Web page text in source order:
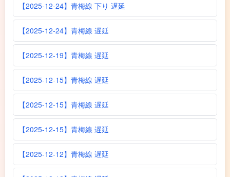
【2025-12-24】青梅線 下り 遅延
【2025-12-24】青梅線 遅延
【2025-12-19】青梅線 遅延
【2025-12-15】青梅線 遅延
【2025-12-15】青梅線 遅延
【2025-12-15】青梅線 遅延
【2025-12-12】青梅線 遅延